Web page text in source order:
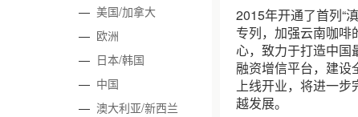
—美国/加拿大
— 欧洲
— 日本/韩国
— 中国
— 澳大利亚/新西兰
2015年开通了首列“
专列，加强云南咖啡
心，致力于打造中国
融资增信平台，建设
上线开业，将进一步
越发展。